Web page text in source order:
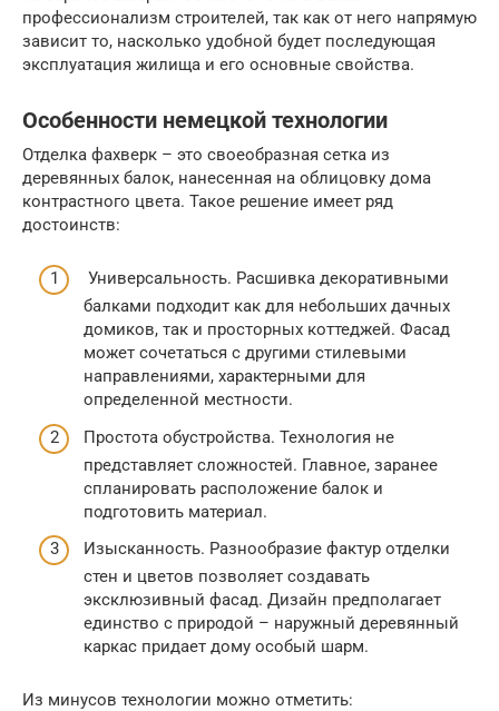
профессионализм строителей, так как от него напрямую
зависит то, насколько удобной будет последующая
эксплуатация жилища и его основные свойства.
Особенности немецкой технологии
Отделка фахверк – это своеобразная сетка из
деревянных балок, нанесенная на облицовку дома
контрастного цвета. Такое решение имеет ряд
достоинств:
Универсальность. Расшивка декоративными
балками подходит как для небольших дачных
домиков, так и просторных коттеджей. Фасад
может сочетаться с другими стилевыми
направлениями, характерными для
определенной местности.
Простота обустройства. Технология не
представляет сложностей. Главное, заранее
спланировать расположение балок и
подготовить материал.
Изысканность. Разнообразие фактур отделки
стен и цветов позволяет создавать
эксклюзивный фасад. Дизайн предполагает
единство с природой – наружный деревянный
каркас придает дому особый шарм.
Из минусов технологии можно отметить: